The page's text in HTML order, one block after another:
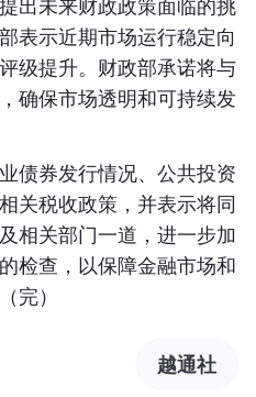
表示近期市场运行稳定向
级提升。财政部承诺将与
确保市场透明和可持续发
债券发行情况、公共投资
关税收政策，并表示将同
相关部门一道，进一步加
检查，以保障金融市场和
完）
越通社